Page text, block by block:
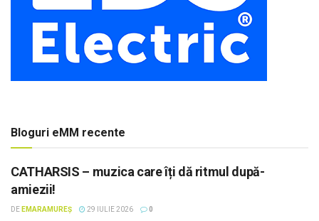
Bloguri eMM recente
CATHARSIS – muzica care îți dă ritmul după-
amiezii!
DE EMARAMUREȘ 29 IULIE 2026 0